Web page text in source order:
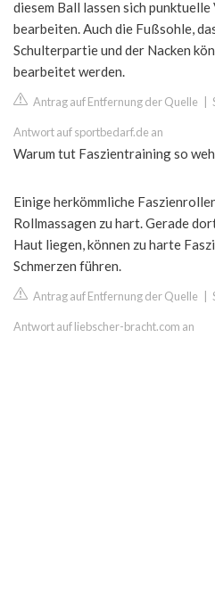
diesem Ball lassen sich
bearbeiten. Auch die Fußsohle,
Schulterpartie und der Nacken
bearbeitet werden.
Antrag auf Entfernung der Quelle
Antwort auf sportbedarf.de an
Warum tut Faszientraining so
Einige herkömmliche
Rollmassagen zu hart. Gerade
Haut liegen, können zu harte
Schmerzen führen.
Antrag auf Entfernung der Quelle
Antwort auf liebscher-bracht.com an